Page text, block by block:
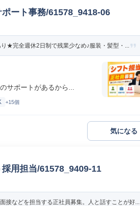
ート事務/61578_9418-06
★完全週休2日制で残業少なめ♪服装・髪型・...
サポートがあるから...
+15個
気になる
用担当/61578_9409-11
接などを担当する正社員募集。人と話すことが好...